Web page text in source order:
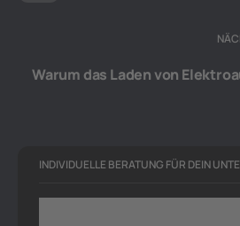
Warum das Laden von
INDIVIDUELLE BERATUNG FÜR DEIN